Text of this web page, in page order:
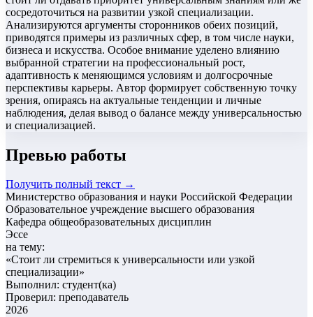
сосредоточиться на развитии узкой специализации.
Анализируются аргументы сторонников обеих позиций,
приводятся примеры из различных сфер, в том числе науки,
бизнеса и искусства. Особое внимание уделено влиянию
выбранной стратегии на профессиональный рост,
адаптивность к меняющимся условиям и долгосрочные
перспективы карьеры. Автор формирует собственную точку
зрения, опираясь на актуальные тенденции и личные
наблюдения, делая вывод о балансе между универсальностью
и специализацией.
Превью работы
Получить полный текст →
Министерство образования и науки Российской Федерации
Образовательное учреждение высшего образования
Кафедра общеобразовательных дисциплин
Эссе
на тему:
«Стоит ли стремиться к универсальности или узкой
специализации»
Выполнил: студент(ка)
Проверил: преподаватель
2026